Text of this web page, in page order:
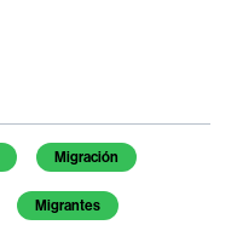
Migración
Migrantes